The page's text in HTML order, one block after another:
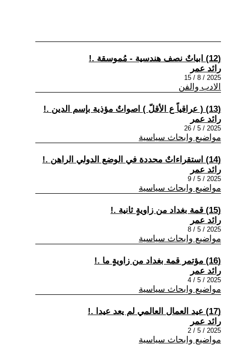
(12) ابياتٌ نصف هندسية - مُموسقة .!
رائد عمر
2025 / 8 / 15
الادب والفن
(13) ( عراقياً ع الأقلّ ) اصواتٌ مؤذية بإسم الدين .!
رائد عمر
2025 / 5 / 26
مواضيع وابحاث سياسية
(14) استقراءاتٌ محددة في الوضع الدولي الراهن .!
رائد عمر
2025 / 5 / 9
مواضيع وابحاث سياسية
(15) قمة بغداد من زاويةٍ ثانية .!
رائد عمر
2025 / 5 / 8
مواضيع وابحاث سياسية
(16) مؤتمر قمة بغداد من زاويةٍ ما .!
رائد عمر
2025 / 5 / 4
مواضيع وابحاث سياسية
(17) عيد العمال العالمي لم يعد عيدا .!
رائد عمر
2025 / 5 / 2
مواضيع وابحاث سياسية